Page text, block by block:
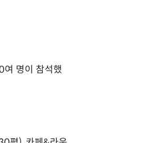
여 명이 참석했